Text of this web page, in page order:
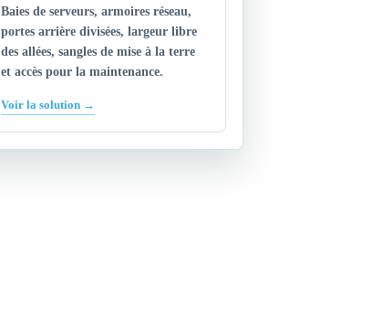
Baies de serveurs, armoires réseau,
portes arrière divisées, largeur libre
des allées, sangles de mise à la terre
et accès pour la maintenance.
Voir la solution →